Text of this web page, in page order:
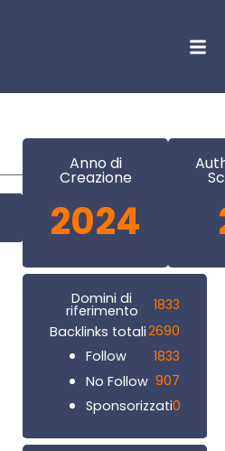
Anno di
Creazione
2024
Domini di
riferimento
1833
Backlinks totali2690
Follow
1833
No Follow 907
Sponsorizzati0